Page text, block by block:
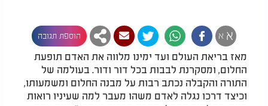
א א הוספת תגובה
מאז בריאת העולם ועד ימינו מלווה את האדם תופעת
החלום, ומסקרנת לבבות בכל דור ודור. בעולמה של
התורה והקבלה נכתב רבות על מבנה החלום ומשמעותו,
וכיצד דרכו נגלה לאדם משהו מעבר למה שעיניו רואות